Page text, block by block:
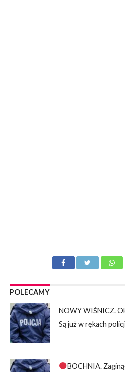
POLECAMY
NOWY WIŚNICZ.
Są już w rękach
BOCHNIA.